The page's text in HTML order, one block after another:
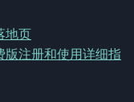
地页
版注册和使用详细指